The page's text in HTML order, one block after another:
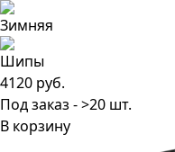
4120 руб.
Под заказ - >20 шт.
В корзину